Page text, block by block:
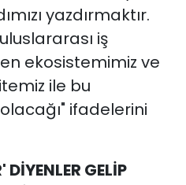
yazdırmaktır.
iş
ekosistemimiz ve
ile bu
ifadelerini
GELİP